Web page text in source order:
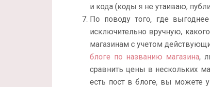
и кода (коды я не утаиваю,
По поводу того, где
исключительно вручную,
магазинам с учетом
блоге по названию магазина,
сравнить цены в нескольких
есть пост в блоге, вы можете